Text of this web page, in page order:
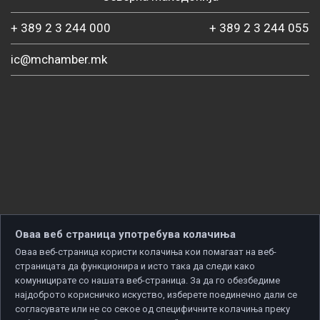
+ 389 2 3 244 000 + 389 2 3 244 055
ic@mchamber.mk
Оваа веб страница употребува колачиња
Оваа веб-страница користи колачиња кои помагаат на веб-
страницата да функционира и исто така да следи како
комуницирате со нашата веб-страница. За да го обезбедиме
најдоброто корисничко искуство, изберете поединечно дали се
согласувате или не со секое од специфичните колачиња преку